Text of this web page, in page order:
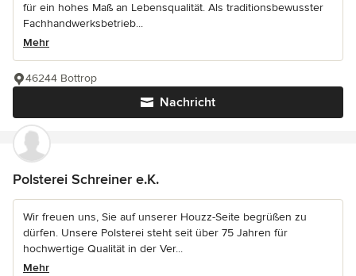
für ein hohes Maß an Lebensqualität. Als traditionsbewusster
Fachhandwerksbetrieb...
Mehr
Nachricht
46244 Bottrop
Polsterei Schreiner e.K.
Wir freuen uns, Sie auf unserer Houzz-Seite begrüßen zu
dürfen. Unsere Polsterei steht seit über 75 Jahren für
hochwertige Qualität in der Ver...
Mehr